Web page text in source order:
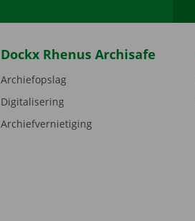
Dockx Rhenus Archisafe
Archiefopslag
Digitalisering
Archiefvernietiging